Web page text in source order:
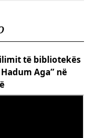
të bibliotekës
Aga” në